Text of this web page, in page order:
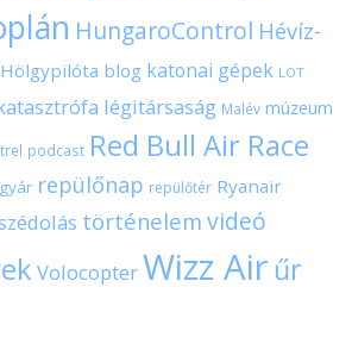
HungaroControl Hévíz-
Hölgypilóta blog katonai gépek LOT
légitársaság Malév múzeum
podcast Red Bull Air Race
repülőnap repülőtér Ryanair
történelem videó
VolocopterWizz Air űr